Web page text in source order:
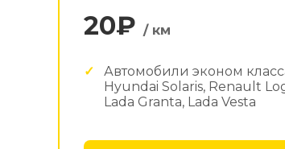
20₽ / км
Автомобили эконом
Hyundai Solaris, Renault
Lada Granta, Lada Vesta